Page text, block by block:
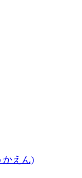
かえん)